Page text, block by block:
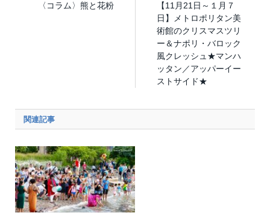
〈コラム〉熊と花粉
【11月21日～１月７
日】メトロポリタン美
術館のクリスマスツリ
ー＆ナポリ・バロック
風クレッシュ★マンハ
ッタン／アッパーイー
ストサイド★
関連記事